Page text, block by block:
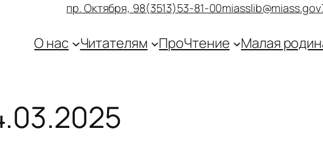
пр. Октября, 98(3513)53-81-00
О нас Читателям ПроЧтение Малая